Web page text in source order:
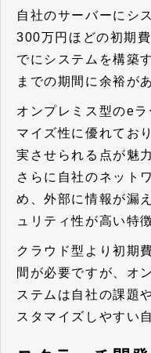
自社のサーバーにシ
300万円ほどの初期
でにシステムを構築
までの期間に余裕が
オンプレミス型のe
マイズ性に優れてお
実させられる点が魅
さらに自社のネット
め、外部に情報が漏
ュリティ性が高い特
クラウド型より初期
間が必要ですが、オ
ステムは自社の課題
スタマイズしやすい